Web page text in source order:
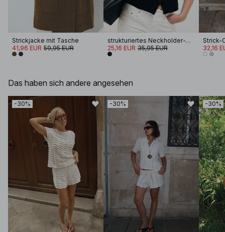
Strickjacke mit Tasche
41,96 EUR 59,95 EUR
strukturiertes Neckholder-Top mit Knöpfen
25,16 EUR 35,95 EUR
Strick-
32,16
Das haben sich andere angesehen
-30% -30% -30%